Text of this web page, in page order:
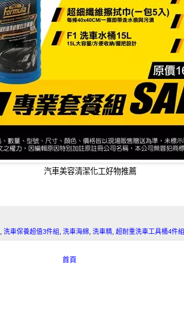
汽車美容清潔化工好物推薦
洗車保養超值3件組 洗車海綿 洗車精 超耐重洗車工具桶4件組
首頁